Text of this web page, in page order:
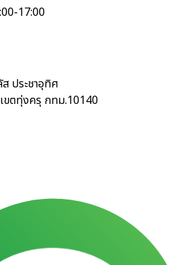
17:00
ประชาอุทิศ
ขตทุ่งครุ กทม.10140